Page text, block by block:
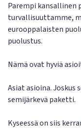
Parempi kansallinen
turvallisuuttamme,
eurooppalaisten
puolustus.
Nämä ovat hyviä
Asiat asioina. Joskus
semijärkevä paketti.
Kyseessä on siis